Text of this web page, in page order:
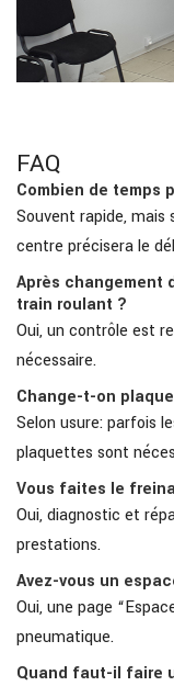
FAQ
Combien de temps
Souvent rapide, mais
centre précisera le
Après changement
train roulant ?
Oui, un contrôle est
nécessaire.
Change-t-on
Selon usure: parfois
plaquettes sont
Vous faites le
Oui, diagnostic et
prestations.
Avez-vous un
Oui, une page
pneumatique.
Quand faut-il faire